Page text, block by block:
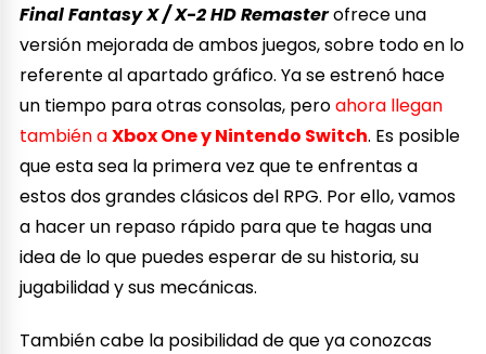
Final Fantasy X / X-2 HD Remasterofrece una
versión mejorada de ambos juegos, sobre todo en lo
referente al apartado gráfico. Ya se estrenó hace
un tiempo para otras consolas, peroahora llegan
también aXbox One y Nintendo Switch. Es posible
que esta sea la primera vez que te enfrentas a
estos dos grandes clásicos del RPG. Por ello, vamos
a hacer un repaso rápido para que te hagas una
idea de lo que puedes esperar de su historia, su
jugabilidad y sus mecánicas.
También cabe la posibilidad de que ya conozcas